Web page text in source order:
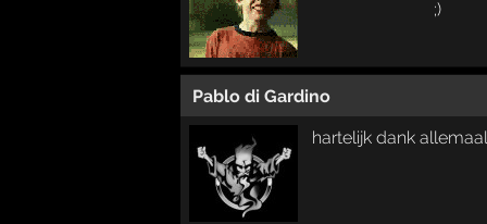
Pablo di Gardino
hartelijk dank